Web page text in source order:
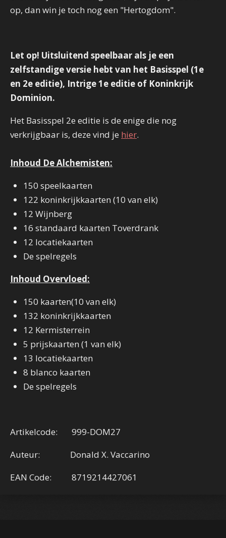
op, dan win je toch nog een "Hertogdom".
Let op! Uitsluitend speelbaar als je een
zelfstandige versie hebt van het Basisspel (1e
en 2e editie), Intrige 1e editie of Koninkrijk
Dominion.
Het Basisspel 2e editie is de enige die nog
verkrijgbaar is, deze vind je hier.
Inhoud De Alchemisten:
150 speelkaarten
122 koninkrijkkaarten (10 van elk)
12 Wijnberg
16 standaard kaarten Toverdrank
12 locatiekaarten
De spelregels
Inhoud Overvloed:
150 kaarten(10 van elk)
132 koninkrijkkaarten
12 Kermisterrein
5 prijskaarten (1 van elk)
13 locatiekaarten
8 blanco kaarten
De spelregels
Artikelcode: 999-DOM27
Auteur: Donald X. Vaccarino
EAN Code: 8719214427061